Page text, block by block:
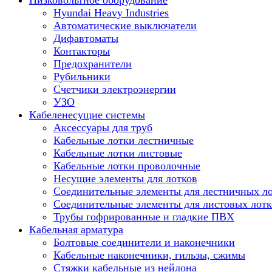
Hyundai Heavy Industries
Автоматические выключатели
Дифавтоматы
Контакторы
Предохранители
Рубильники
Счетчики электроэнергии
УЗО
Кабеленесущие системы
Аксессуары для труб
Кабельные лотки лестничные
Кабельные лотки листовые
Кабельные лотки проволочные
Несущие элементы для лотков
Соединительные элементы для лестничных
Соединительные элементы для листовых
Трубы гофрированные и гладкие ПВХ
Кабельная арматура
Болтовые соединители и наконечники
Кабельные наконечники, гильзы, сжимы
Стяжки кабельные из нейлона